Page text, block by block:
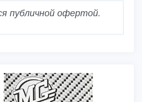
публичной офертой.